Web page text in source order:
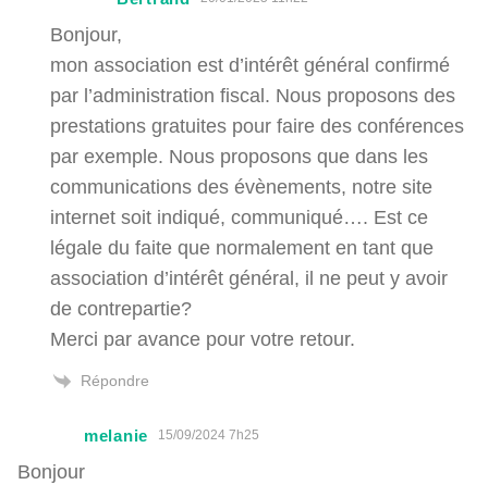
Bonjour,
mon association est d’intérêt général confirmé
par l’administration fiscal. Nous proposons des
prestations gratuites pour faire des conférences
par exemple. Nous proposons que dans les
communications des évènements, notre site
internet soit indiqué, communiqué…. Est ce
légale du faite que normalement en tant que
association d’intérêt général, il ne peut y avoir
de contrepartie?
Merci par avance pour votre retour.
Répondre
melanie 15/09/2024 7h25
Bonjour